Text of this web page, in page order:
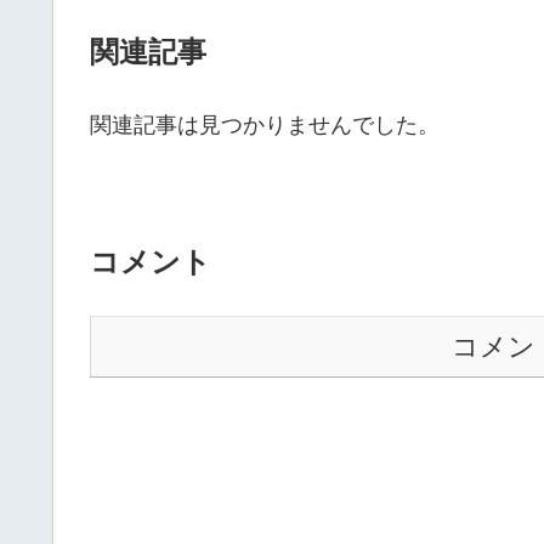
関連記事
関連記事は見つかりませんでした。
コメント
コメン